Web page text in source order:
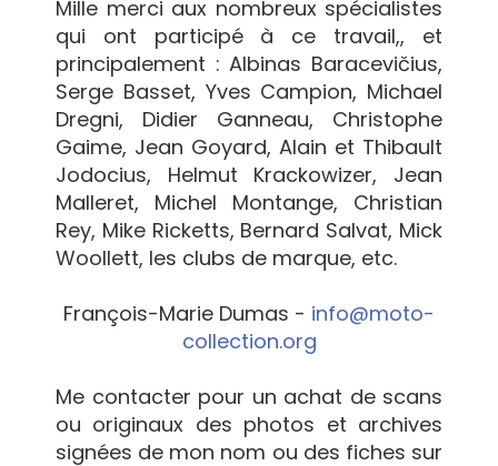
Mille merci aux nombreux spécialistes
qui ont participé à ce travail,, et
principalement : Albinas Baracevičius,
Serge Basset, Yves Campion, Michael
Dregni, Didier Ganneau, Christophe
Gaime, Jean Goyard, Alain et Thibault
Jodocius, Helmut Krackowizer, Jean
Malleret, Michel Montange, Christian
Rey, Mike Ricketts, Bernard Salvat, Mick
Woollett, les clubs de marque, etc.
François-Marie Dumas - info@moto-
collection.org
Me contacter pour un achat de scans
ou originaux des photos et archives
signées de mon nom ou des fiches sur